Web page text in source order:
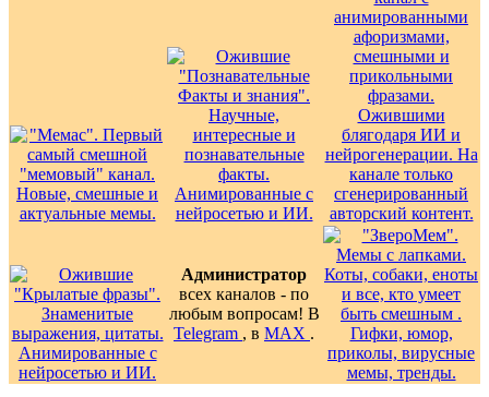
Администратор
всех каналов - по
любым вопросам! В
Telegram , в MAX .